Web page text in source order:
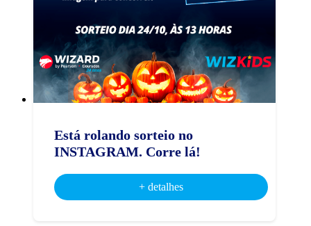
Está rolando sorteio no
INSTAGRAM. Corre lá!
+ detalhes